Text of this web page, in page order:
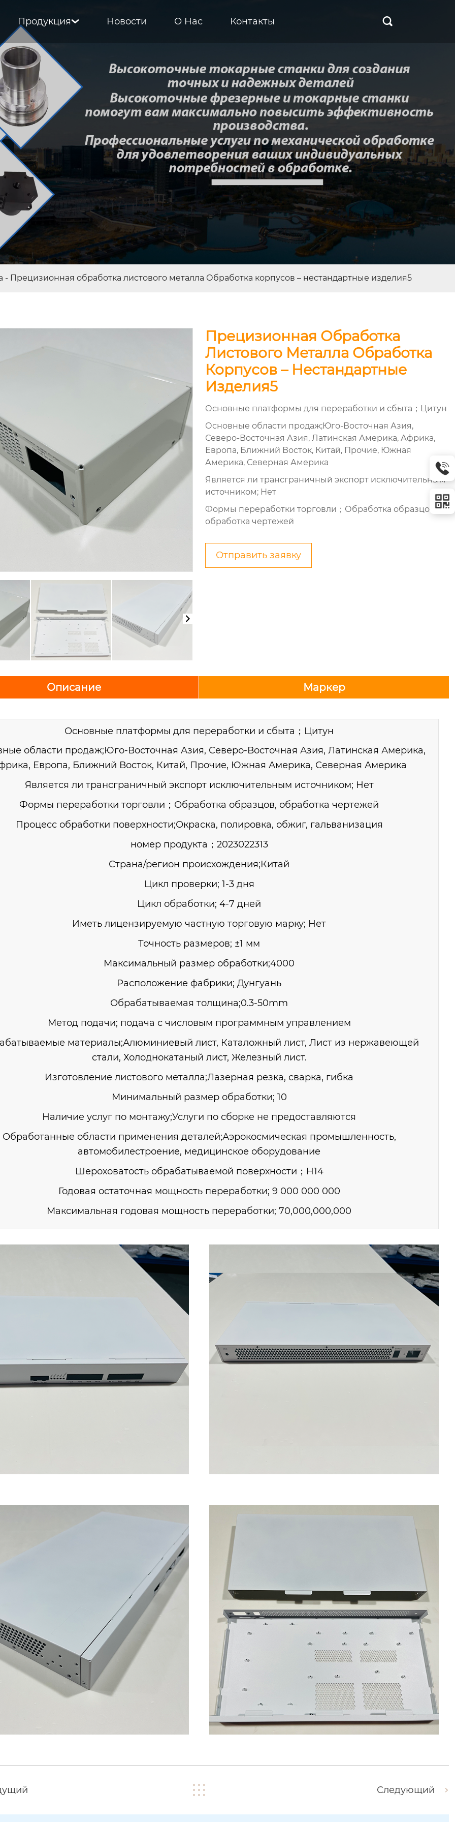
Продукция Новости О Нас Контакты 
- Прецизионная обработка листового металла Обработка корпусов – нестандартные изделия5
Прецизионная Обработка
Листового Металла Обработка
Корпусов – Нестандартные
Изделия5
Основные платформы для переработки и сбыта；Цитун
Основные области продаж;Юго-Восточная Азия,
Северо-Восточная Азия, Латинская Америка, Африка,
Европа, Ближний Восток, Китай, Прочие, Южная
Америка, Северная Америка
Является ли трансграничный экспорт исключительным
источником; Нет
Формы переработки торговли；Обработка образцов,
обработка чертежей
Отправить заявку
Описание Маркер
Основные платформы для переработки и сбыта；Цитун
области продаж;Юго-Восточная Азия, Северо-Восточная Азия, Латинская Америка,
Европа, Ближний Восток, Китай, Прочие, Южная Америка, Северная Америка
Является ли трансграничный экспорт исключительным источником; Нет
Формы переработки торговли；Обработка образцов, обработка чертежей
Процесс обработки поверхности;Окраска, полировка, обжиг, гальванизация
номер продукта；2023022313
Страна/регион происхождения;Китай
Цикл проверки; 1-3 дня
Цикл обработки; 4-7 дней
Иметь лицензируемую частную торговую марку; Нет
Точность размеров; ±1 мм
Максимальный размер обработки;4000
Расположение фабрики; Дунгуань
Обрабатываемая толщина;0.3-50mm
Метод подачи; подача с числовым программным управлением
материалы;Алюминиевый лист, Каталожный лист, Лист из нержавеющей
стали, Холоднокатаный лист, Железный лист.
Изготовление листового металла;Лазерная резка, сварка, гибка
Минимальный размер обработки; 10
Наличие услуг по монтажу;Услуги по сборке не предоставляются
Обработанные области применения деталей;Аэрокосмическая промышленность,
автомобилестроение, медицинское оборудование
Шероховатость обрабатываемой поверхности；H14
Годовая остаточная мощность переработки; 9 000 000 000
Максимальная годовая мощность переработки; 70,000,000,000
Следующий